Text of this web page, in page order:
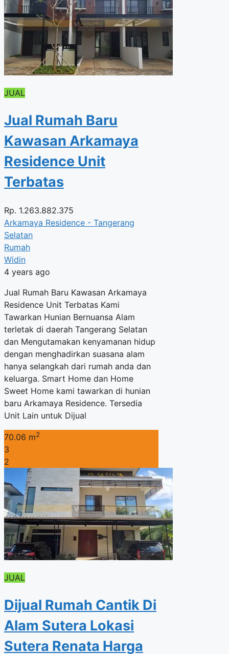
JUAL
Jual Rumah Baru
Kawasan Arkamaya
Residence Unit
Terbatas
Rp. 1.263.882.375
Arkamaya Residence - Tangerang
Selatan
Rumah
Widin
4 years ago
Jual Rumah Baru Kawasan Arkamaya
Residence Unit Terbatas Kami
Tawarkan Hunian Bernuansa Alam
terletak di daerah Tangerang Selatan
dan Mengutamakan kenyamanan hidup
dengan menghadirkan suasana alam
hanya selangkah dari rumah anda dan
keluarga. Smart Home dan Home
Sweet Home kami tawarkan di hunian
baru Arkamaya Residence. Tersedia
Unit Lain untuk Dijual
70.06 m2
3
2
JUAL
Dijual Rumah Cantik Di
Alam Sutera Lokasi
Sutera Renata Harga